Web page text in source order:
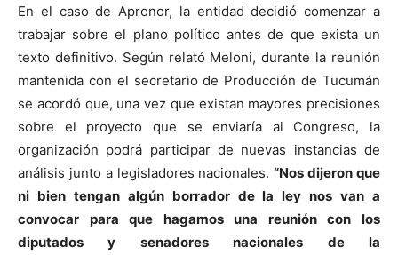
En el caso de Apronor, la entidad decidió comenzar a
trabajar sobre el plano político antes de que exista un
texto definitivo. Según relató Meloni, durante la reunión
mantenida con el secretario de Producción de Tucumán
se acordó que, una vez que existan mayores precisiones
sobre el proyecto que se enviaría al Congreso, la
organización podrá participar de nuevas instancias de
análisis junto a legisladores nacionales.“Nos dijeron que
ni bien tengan algún borrador de la ley nos van a
convocar para que hagamos una reunión con los
diputados y senadores nacionales de la